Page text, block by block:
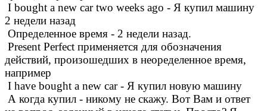
I bought a new car two weeks ago - Я купил машину
2 недели назад
Определенное время - 2 недели назад.
Present Perfect применяется для обозначения
действий, произошедших в неоределенное время,
например
I have bought a new car - Я купил новую машину
А когда купил - никому не скажу. Вот Вам и ответ